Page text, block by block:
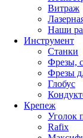
Витраж
Наши
Инструмент
Станки
Фрезы,
Фрезы
Глобус
Крепеж
Уголок
Rafix